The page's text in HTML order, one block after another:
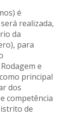
é
realizada,
da
para
e
principal
dos
competência
de